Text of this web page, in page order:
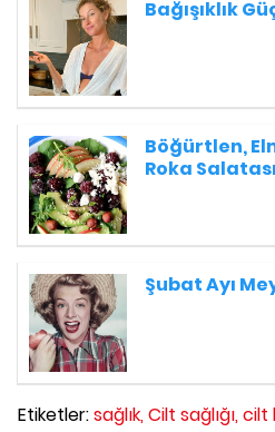
Bağışıklık
Böğürtlen,
Roka
Şubat Ayı
Etiketler:sağlık,Cilt sağlığı,cilt